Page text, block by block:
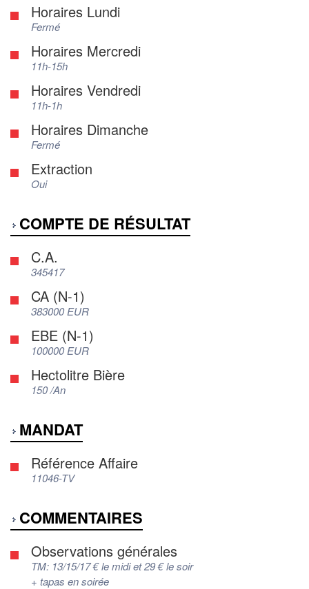
Horaires Lundi
Fermé
Horaires Mercredi
11h-15h
Horaires Vendredi
11h-1h
Horaires Dimanche
Fermé
Extraction
Oui
COMPTE DE RÉSULTAT
C.A.
345417
CA (N-1)
383000 EUR
EBE (N-1)
100000 EUR
Hectolitre Bière
150 /An
MANDAT
Référence Affaire
11046-TV
COMMENTAIRES
Observations générales
TM: 13/15/17 € le midi et 29 € le soir
+ tapas en soirée